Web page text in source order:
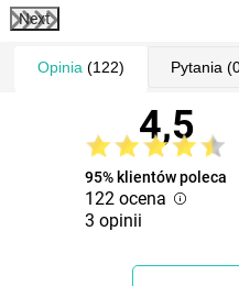
Next
Opinia (122) Pytania
4,5
95% klientów poleca
122 ocena
3 opinii